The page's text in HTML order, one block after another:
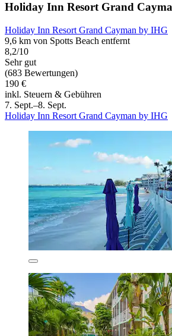
Holiday Inn Resort Grand
Holiday Inn Resort Grand Cayman by IHG
9,6 km von Spotts Beach entfernt
8,2/10
Sehr gut
(683 Bewertungen)
190 €
inkl. Steuern & Gebühren
7. Sept.–8. Sept.
Holiday Inn Resort Grand Cayman by IHG